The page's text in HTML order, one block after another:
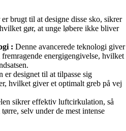
brugt til at designe disse sko, sikrer
gør, at unge løbere ikke bliver
: Denne avancerede teknologi giver
energigengivelse, hvilket
er designet til at tilpasse sig
hvilket giver et optimalt greb på vej
sikrer effektiv luftcirkulation, så
selv under de mest intense